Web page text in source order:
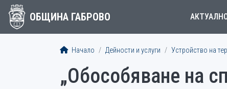
ОБЩИНА ГАБРОВО
Начало Дейности и услуги Устройство на
„Обособяване на